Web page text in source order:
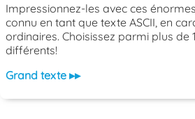
Impressionnez-les avec ces
connu en tant que texte ASCII, en
ordinaires. Choisissez parmi plus de
différents!
Grand texte ▸▸